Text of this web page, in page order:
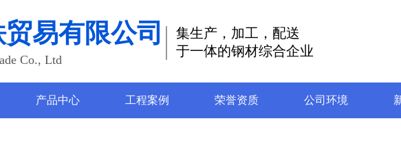
易有限公司
Co., Ltd
集生产，加工，配送
于一体的钢材综合企业
产品中心 工程案例 荣誉资质 公司环境